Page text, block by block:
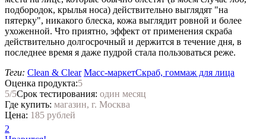
подбородок, крылья носа) действительно выглядят "на
пятерку", никакого блеска, кожа выглядит ровной и более
ухоженной. Что приятно, эффект от применения скраба
действительно долгосрочный и держится в течение дня, в
последнее время я даже пудрой стала пользоваться реже.
Теги: Clean & Clear Масс-маркетСкраб, гоммаж для лица
Оценка продукта:5
5/5Срок тестирования: один месяц
Где купить: магазин, г. Москва
Цена: 185 рублей
2